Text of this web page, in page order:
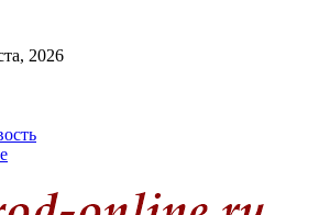
2026